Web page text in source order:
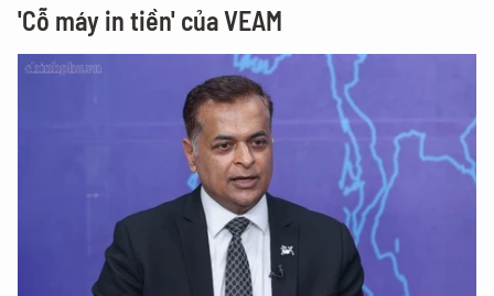
'Cỗ máy in tiền' của VEAM